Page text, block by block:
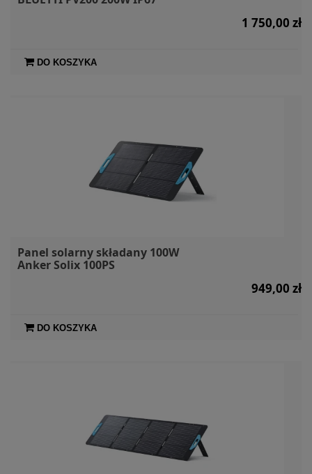
1 750,00 zł
DO KOSZYKA
Panel solarny składany 100W
Anker Solix 100PS
949,00 zł
DO KOSZYKA